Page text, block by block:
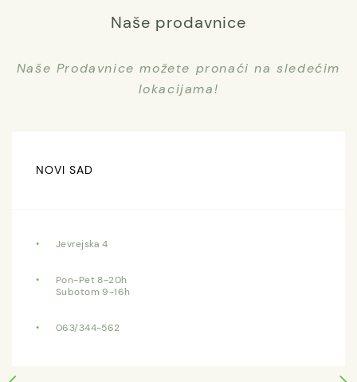
Naše prodavnice
Naše Prodavnice možete pronaći na sledećim
lokacijama!
NOVI SAD
Jevrejska 4
Pon-Pet 8-20h
Subotom 9-16h
063/344-562